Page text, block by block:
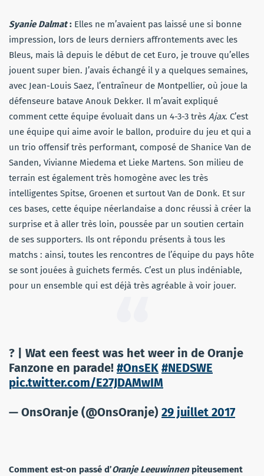
Syanie Dalmat: Elles ne m’avaient pas laissé une si bonne
impression, lors de leurs derniers affrontements avec les
Bleus, mais là depuis le début de cet Euro, je trouve qu’elles
jouent super bien. J’avais échangé il y a quelques semaines,
avec Jean-Louis Saez, l’entraîneur de Montpellier, où joue la
défenseure batave Anouk Dekker. Il m’avait expliqué
comment cette équipe évoluait dans un 4-3-3 très Ajax. C’est
une équipe qui aime avoir le ballon, produire du jeu et qui a
un trio offensif très performant, composé de Shanice Van de
Sanden, Vivianne Miedema et Lieke Martens. Son milieu de
terrain est également très homogène avec les très
intelligentes Spitse, Groenen et surtout Van de Donk. Et sur
ces bases, cette équipe néerlandaise a donc réussi à créer la
surprise et à aller très loin, poussée par un soutien certain
de ses supporters. Ils ont répondu présents à tous les
matchs : ainsi, toutes les rencontres de l’équipe du pays hôte
se sont jouées à guichets fermés. C’est un plus indéniable,
pour un ensemble qui est déjà très agréable à voir jouer.
? | Wat een feest was het weer in de Oranje
Fanzone en parade! #OnsEK #NEDSWE
pic.twitter.com/E27JDAMwIM
— OnsOranje (@OnsOranje) 29 juillet 2017
Comment est-on passé d’Oranje Leeuwinnen piteusement